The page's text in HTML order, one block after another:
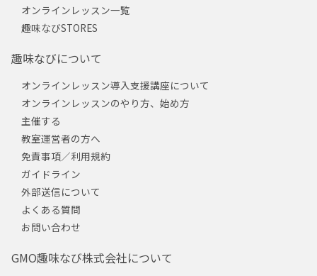
オンラインレッスン一覧
趣味なびSTORES
趣味なびについて
オンラインレッスン導入支援講座について
オンラインレッスンのやり方、始め方
主催する
教室運営者の方へ
免責事項／利用規約
ガイドライン
外部送信について
よくある質問
お問い合わせ
GMO趣味なび株式会社について